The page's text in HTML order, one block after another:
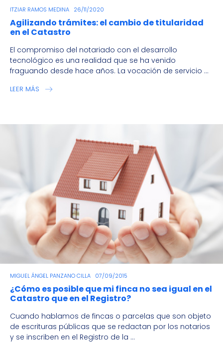
ITZIAR RAMOS MEDINA 26/11/2020
Agilizando trámites: el cambio de titularidad
en el Catastro
El compromiso del notariado con el desarrollo
tecnológico es una realidad que se ha venido
fraguando desde hace años. La vocación de servicio ...
LEER MÁS
MIGUEL ÁNGEL PANZANO CILLA 07/09/2015
¿Cómo es posible que mi finca no sea igual en el
Catastro que en el Registro?
Cuando hablamos de fincas o parcelas que son objeto
de escrituras públicas que se redactan por los notarios
y se inscriben en el Registro de la ...